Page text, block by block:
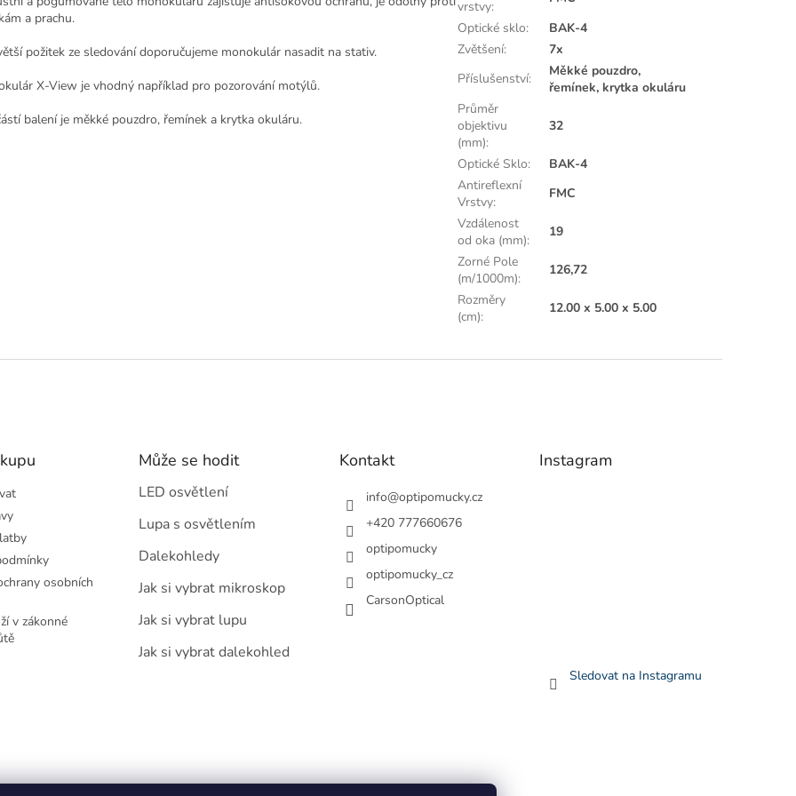
a prachu.
požitek ze sledování doporučujeme monokulár nasadit na stativ.
X-View je vhodný například pro pozorování motýlů.
balení je měkké pouzdro, řemínek a krytka okuláru.
vrstvy:
Optické sklo:
BAK-4
Zvětšení:
7x
Příslušenství:
Měkké pouzdro,
řemínek, krytka okuláru
Průměr
objektivu
(mm):
32
Optické Sklo:
BAK-4
Antireflexní
Vrstvy:
FMC
Vzdálenost
od oka (mm):
19
Zorné Pole
(m/1000m):
126,72
Rozměry
(cm):
12.00 x 5.00 x 5.00
osobních
v zákonné
Může se hodit
LED osvětlení
Lupa s osvětlením
Dalekohledy
Jak si vybrat mikroskop
Jak si vybrat lupu
Jak si vybrat dalekohled
Kontakt
info@optipomucky.cz
+420 777660676
optipomucky
optipomucky_cz
CarsonOptical
Instagram
Sledovat na Instagramu